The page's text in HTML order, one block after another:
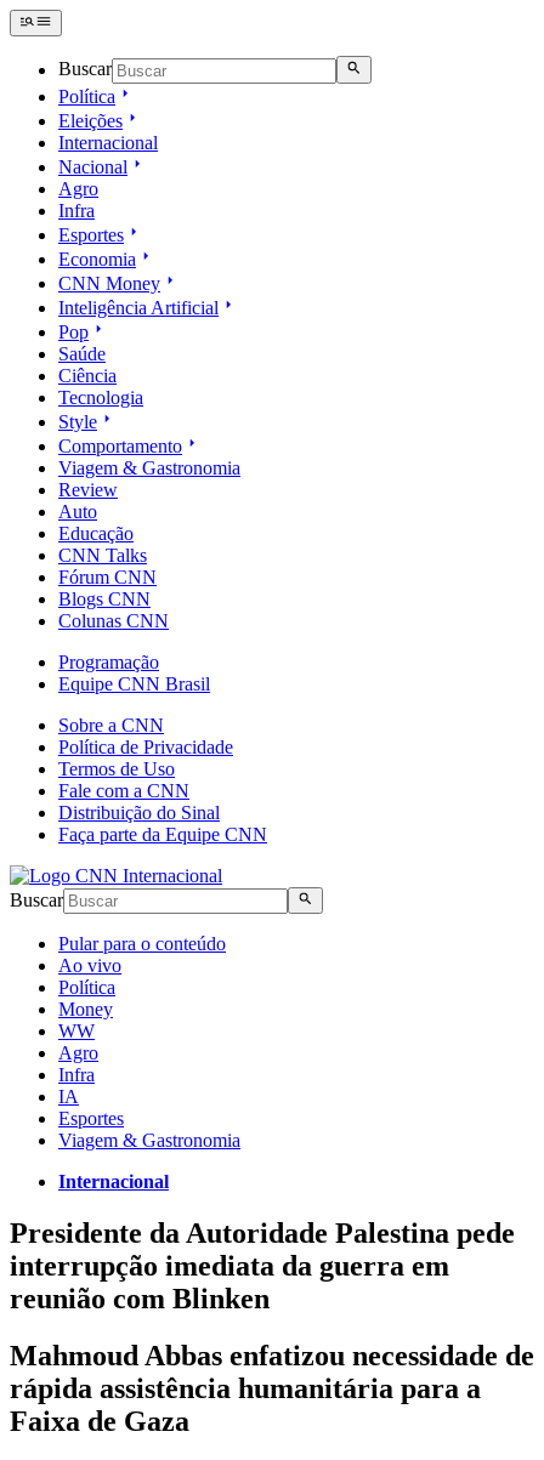
Buscar
Política
Eleições
Internacional
Nacional
Agro
Infra
Esportes
Economia
CNN Money
Inteligência Artificial
Pop
Saúde
Ciência
Tecnologia
Style
Comportamento
Viagem & Gastronomia
Review
Auto
Educação
CNN Talks
Fórum CNN
Blogs CNN
Colunas CNN
Programação
Equipe CNN Brasil
Sobre a CNN
Política de Privacidade
Termos de Uso
Fale com a CNN
Distribuição do Sinal
Faça parte da Equipe CNN
Buscar
Pular para o conteúdo
Ao vivo
Política
Money
WW
Agro
Infra
IA
Esportes
Viagem & Gastronomia
Internacional
Presidente da Autoridade Palestina pede
interrupção imediata da guerra em
reunião com Blinken
Mahmoud Abbas enfatizou necessidade de
rápida assistência humanitária para a
Faixa de Gaza